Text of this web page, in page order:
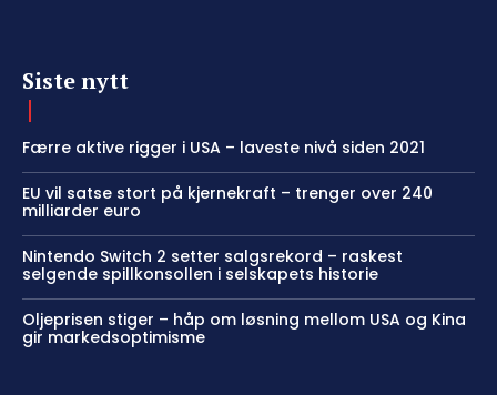
Siste nytt
Færre aktive rigger i USA – laveste nivå siden 2021
EU vil satse stort på kjernekraft – trenger over 240
milliarder euro
Nintendo Switch 2 setter salgsrekord – raskest
selgende spillkonsollen i selskapets historie
Oljeprisen stiger – håp om løsning mellom USA og Kina
gir markedsoptimisme